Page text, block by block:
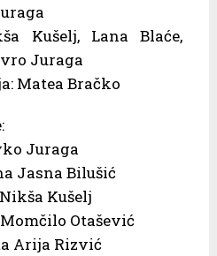
Kušelj, Lana Blaće,
Juraga
Matea Bračko
Juraga
Jasna Bilušić
Kušelj
Otašević
Arija Rizvić